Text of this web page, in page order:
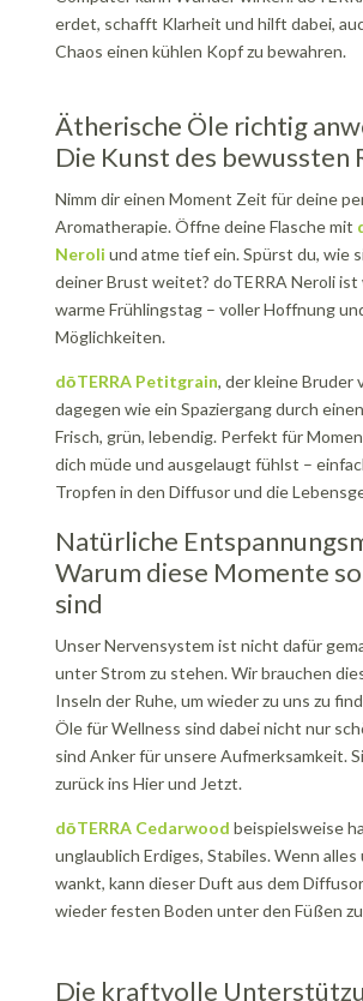
erdet, schafft Klarheit und hilft dabei,
Chaos einen kühlen Kopf zu bewahren.
Ätherische Öle richtig
Die Kunst des bewussten
Nimm dir einen Moment Zeit für deine
Aromatherapie. Öffne deine Flasche mit
Neroli und atme tief ein. Spürst du, wie
deiner Brust weitet? doTERRA Neroli
warme Frühlingstag – voller Hoffnung
Möglichkeiten.
dōTERRA Petitgrain, der kleine Bruder
dagegen wie ein Spaziergang durch
Frisch, grün, lebendig. Perfekt für
dich müde und ausgelaugt fühlst –
Tropfen in den Diffusor und die
Natürliche
Warum diese Momente
sind
Unser Nervensystem ist nicht dafür
unter Strom zu stehen. Wir brauchen
Inseln der Ruhe, um wieder zu uns zu
Öle für Wellness sind dabei nicht nur
sind Anker für unsere Aufmerksamkeit.
zurück ins Hier und Jetzt.
dōTERRA Cedarwood beispielsweise
unglaublich Erdiges, Stabiles. Wenn alles
wankt, kann dieser Duft aus dem
wieder festen Boden unter den Füßen
Die kraftvolle